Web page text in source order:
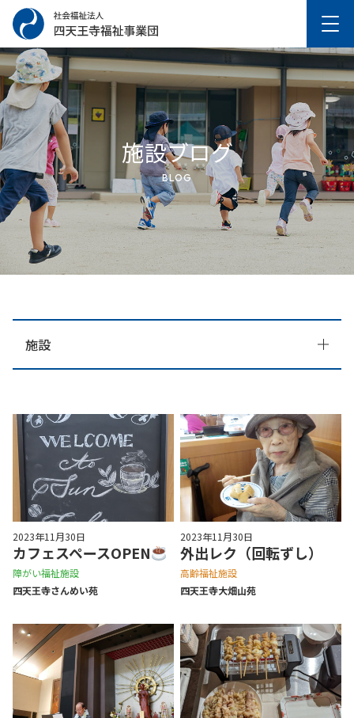
施設ブログ
BLOG
2023年11月30日
カフェスペースOPEN
障がい福祉施設
四天王寺さんめい苑
2023年11月30日
外出レク（回転ずし）
高齢福祉施設
四天王寺⼤畑⼭苑
施設